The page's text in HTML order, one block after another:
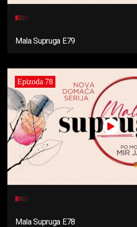
Mala Supruga E79
Epizoda 78
Mala Supruga E78